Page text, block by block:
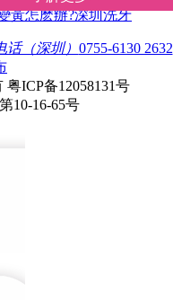
黃怎麽辦?深圳洗牙
话（深圳） 0755-6130 2632
粤ICP备12058131号
10-16-65号